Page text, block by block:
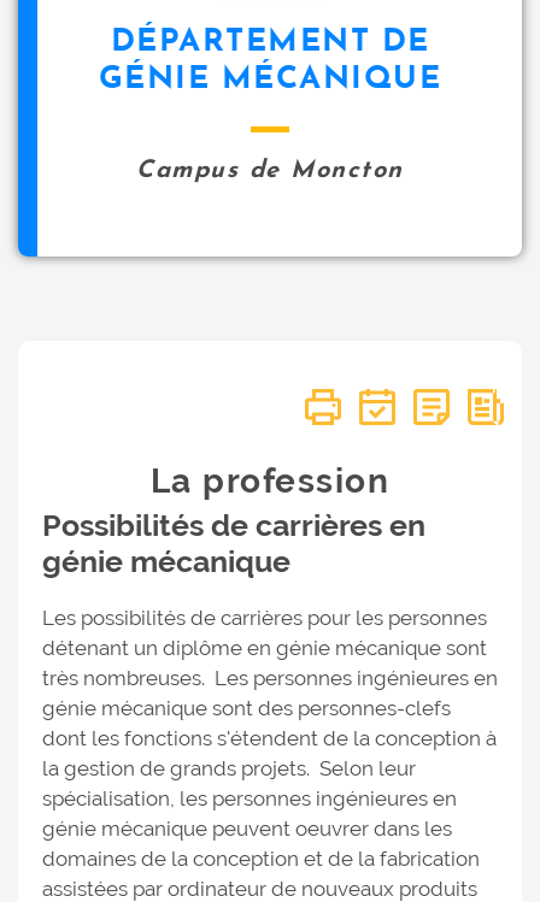
DÉPARTEMENT DE
GÉNIE MÉCANIQUE
Campus de Moncton
La profession
Possibilités de carrières en
génie mécanique
Les possibilités de carrières pour les personnes
détenant un diplôme en génie mécanique sont
très nombreuses. Les personnes ingénieures en
génie mécanique sont des personnes-clefs
dont les fonctions s'étendent de la conception à
la gestion de grands projets. Selon leur
spécialisation, les personnes ingénieures en
génie mécanique peuvent oeuvrer dans les
domaines de la conception et de la fabrication
assistées par ordinateur de nouveaux produits